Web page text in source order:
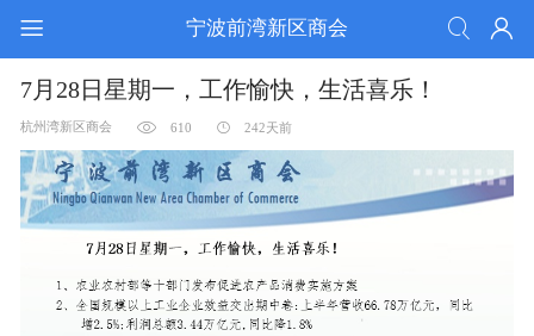
宁波前湾新区商会
活动锦集
7月28日星期一，工作愉快，生活喜乐！
杭州湾新区商会 610 242天前